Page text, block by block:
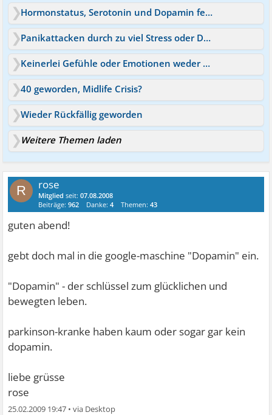
Hormonstatus, Serotonin und Dopamin feststellen lassen
Panikattacken durch zu viel Stress oder Dopamin?
Keinerlei Gefühle oder Emotionen weder Dopamin
40 geworden, Midlife Crisis?
Wieder Rückfällig geworden
Weitere Themen laden
R rose
Mitglied seit:07.08.2008
Beiträge:962 Danke:4 Themen:43
guten abend!
gebt doch mal in die google-maschine "Dopamin" ein.
"Dopamin" - der schlüssel zum glücklichen und
bewegten leben.
parkinson-kranke haben kaum oder sogar gar kein
dopamin.
liebe grüsse
rose
25.02.2009 19:47 •